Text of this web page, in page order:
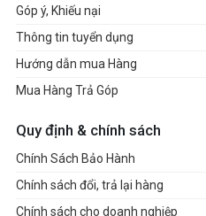
Góp ý, Khiếu nại
Thông tin tuyển dụng
Hướng dẫn mua Hàng
Mua Hàng Trả Góp
Quy định & chính sách
Chính Sách Bảo Hành
Chính sách đổi, trả lại hàng
Chính sách cho doanh nghiệp